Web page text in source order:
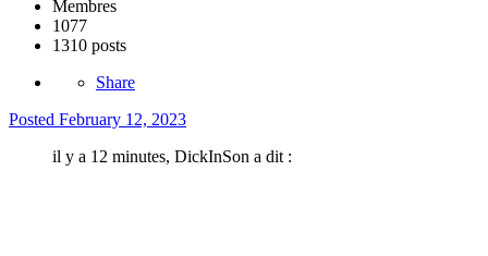
Membres
1077
1310 posts
Share
Posted February 12, 2023
il y a 12 minutes, DickInSon a dit :